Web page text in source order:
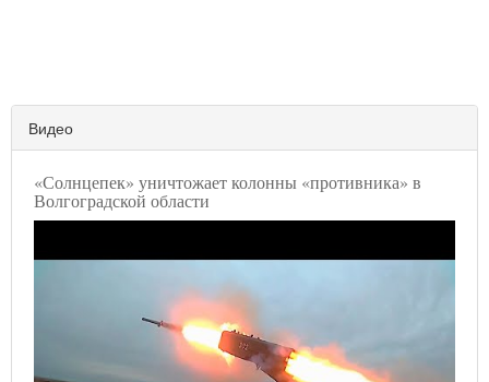
Видео
«Солнцепек» уничтожает колонны «противника» в
Волгоградской области